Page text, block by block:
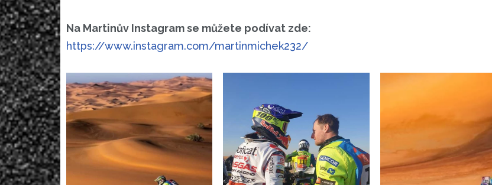
Na Martinův Instagram se můžete podívat zde:
https://www.instagram.com/martinmichek232/